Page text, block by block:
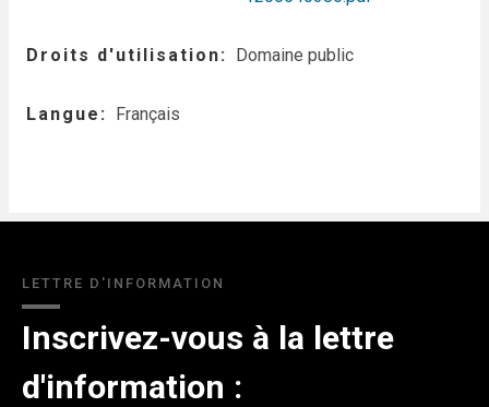
Droits d'utilisation Domaine public
Langue Français
LETTRE D'INFORMATION
Inscrivez-vous à la lettre
d'information :